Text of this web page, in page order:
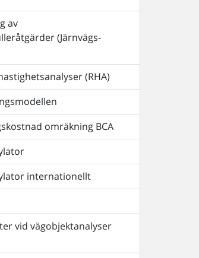
av
(Järnvägs-
(RHA)
omräkning BCA
internationellt
vid vägobjektanalyser